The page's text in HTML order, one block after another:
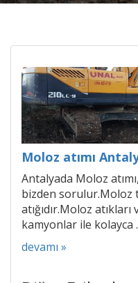
Moloz atımı
Antalyada Moloz
bizden sorulur.Moloz
atığıdır.Moloz
kamyonlar ile kolayca
devamı »